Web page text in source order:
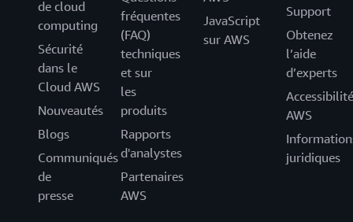
de cloud
computing
Sécurité
dans le
Cloud AWS
Nouveautés
Blogs
Communiqués
de
presse
fréquentes
(FAQ)
techniques
et sur
les
produits
Rapports
d'analystes
Partenaires
AWS
JavaScript
sur AWS
Support
Obtenez
l’aide
d’experts
Accessibilité
AWS
juridiques